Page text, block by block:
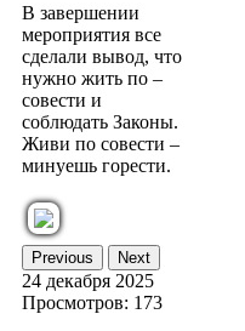
Previous Next
24 декабря 2025
Просмотров: 173
В завершении
мероприятия все
сделали вывод, что
нужно жить по –
совести и
соблюдать Законы.
Живи по совести –
минуешь горести.